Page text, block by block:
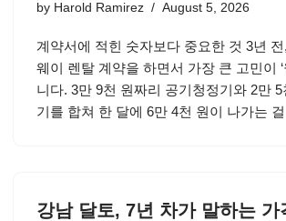
by Harold Ramirez August 5, 2026
계약서에 적힌 숫자보다 중요한 것 3년
웨이 렌탈 계약을 하면서 가장 큰 고민이 ‘
니다. 3만 9천 원짜리 공기청정기와 2만
기를 합쳐 한 달에 6만 4천 원이 나가는
강남 달토, 7년 차가 말하는 가